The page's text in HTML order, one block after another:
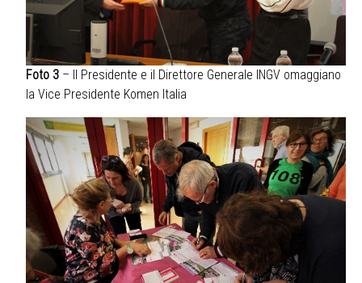
Foto 3 – Il Presidente e il Direttore Generale INGV omaggiano
la Vice Presidente Komen Italia